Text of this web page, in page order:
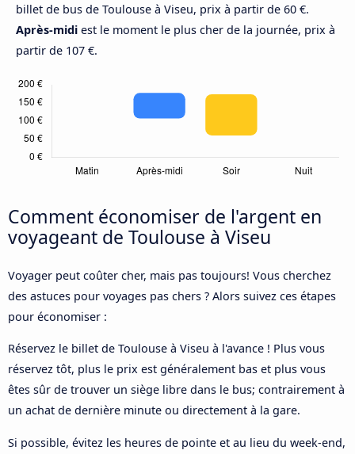
billet de bus de Toulouse à Viseu, prix à partir de 60 €.
Après-midi est le moment le plus cher de la journée, prix à
partir de 107 €.
Comment économiser de l'argent en
voyageant de Toulouse à Viseu
Voyager peut coûter cher, mais pas toujours! Vous cherchez
des astuces pour voyages pas chers ? Alors suivez ces étapes
pour économiser :
Réservez le billet de Toulouse à Viseu à l'avance ! Plus vous
réservez tôt, plus le prix est généralement bas et plus vous
êtes sûr de trouver un siège libre dans le bus; contrairement à
un achat de dernière minute ou directement à la gare.
Si possible, évitez les heures de pointe et au lieu du week-end,